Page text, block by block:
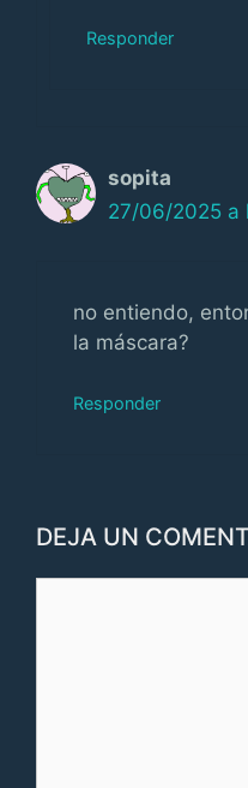
Responder
sopita
27/06/2025 a
no entiendo,
la máscara?
Responder
DEJA UN